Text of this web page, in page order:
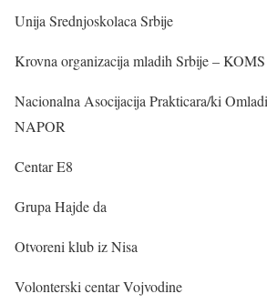
Unija Srednjoskolaca Srbije
Krovna organizacija mladih Srbije – KOMS
Nacionalna Asocijacija Prakticara/ki
NAPOR
Centar E8
Grupa Hajde da
Otvoreni klub iz Nisa
Volonterski centar Vojvodine